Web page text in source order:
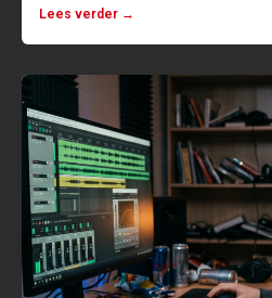
Lees verder →